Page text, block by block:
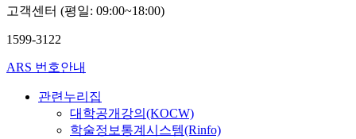
고객센터 (평일: 09:00~18:00)
1599-3122
ARS 번호안내
관련누리집
대학공개강의(KOCW)
학술정보통계시스템(Rinfo)